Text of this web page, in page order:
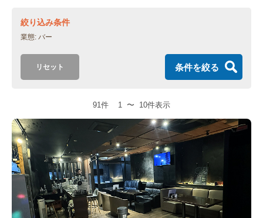
響設備が充実している」「プロジェクターなどの映像機器を入れ
ている」などがあれば、買い手にアピールしましょう。
まりがあれば事前に伝えておきましょう。空中階や地下のテナン
トの場合、重要なポイントになります。
絞り込み条件
業態 バー
リセット 条件を絞る
91件 1 〜 10件表示